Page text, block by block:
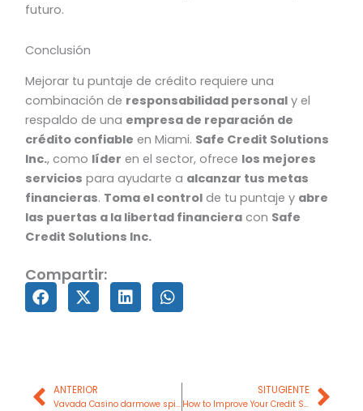
futuro.
Conclusión
Mejorar tu puntaje de crédito requiere una
combinación de responsabilidad personal y el
respaldo de una empresa de reparación de
crédito confiable en Miami. Safe Credit Solutions
Inc., como líder en el sector, ofrece los mejores
servicios para ayudarte a alcanzar tus metas
financieras. Toma el control de tu puntaje y abre
las puertas a la libertad financiera con Safe
Credit Solutions Inc.
Compartir:
Prev
ANTERIOR
Vavada Casino darmowe spiny i ich zalety
SITUGIENTE
How to Improve Your Credit Score Quickly?